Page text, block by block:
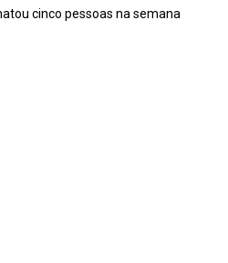
cinco pessoas na semana